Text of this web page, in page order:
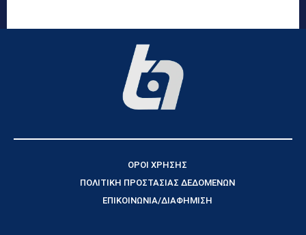
ΟΡΟΙ ΧΡΗΣΗΣ
ΠΟΛΙΤΙΚΗ ΠΡΟΣΤΑΣΙΑΣ ΔΕΔΟΜΕΝΩΝ
ΕΠΙΚΟΙΝΩΝΙΑ/ΔΙΑΦΗΜΙΣΗ